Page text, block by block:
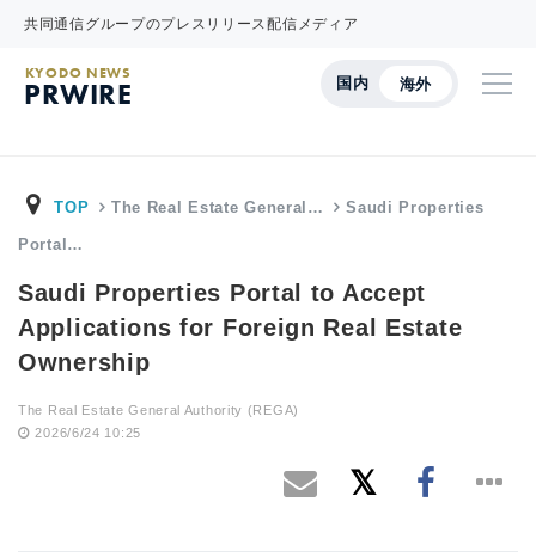
共同通信グループのプレスリリース配信メディア
国内 海外
KYODO NEWS
PRWIRE
TOP The Real Estate General… Saudi Properties
Portal…
Saudi Properties Portal to Accept
Applications for Foreign Real Estate
Ownership
The Real Estate General Authority (REGA)
2026/6/24 10:25